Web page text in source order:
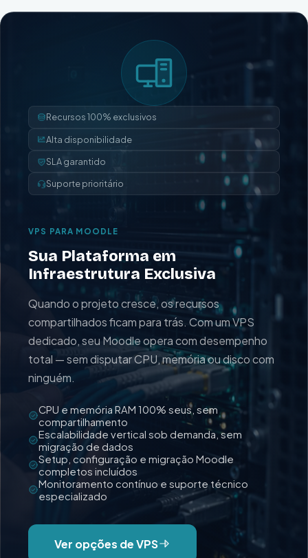
Recursos 100% exclusivos
Alta disponibilidade
SLA garantido
Suporte prioritário
VPS PARA MOODLE
Sua Plataforma em
Infraestrutura Exclusiva
Quando o projeto cresce, os recursos
compartilhados ficam para trás. Com um VPS
dedicado, seu Moodle opera com desempenho
total — sem disputar CPU, memória ou disco com
ninguém.
CPU e memória RAM 100% seus, sem
compartilhamento
Escalabilidade vertical sob demanda, sem
migração de dados
Setup, configuração e migração Moodle
completos incluídos
Monitoramento contínuo e suporte técnico
especializado
Ver opções de VPS